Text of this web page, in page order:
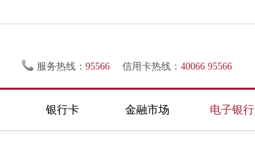
服务热线： 95566 信用卡热线： 40066 95566
银行卡 金融市场 电子银行